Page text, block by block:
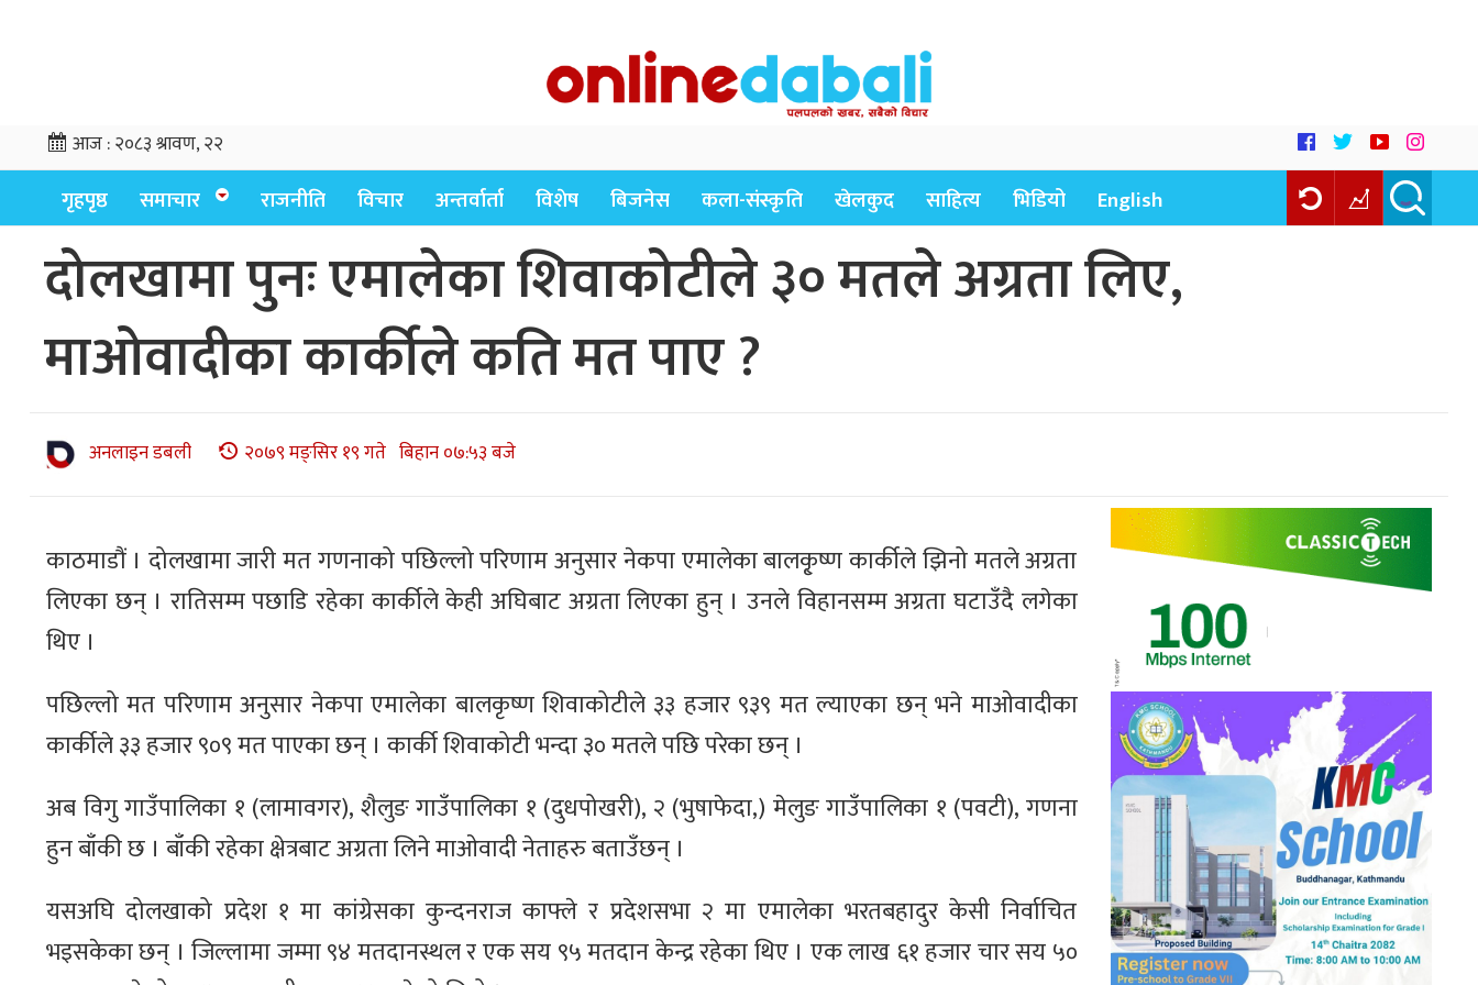
आज :२०८३ श्रावण, २२
गृहपृष्ठ समाचार राजनीति विचार अन्तर्वार्ता विशेष बिजनेस कला-संस्कृति खेलकुद साहित्य भिडियो English
दोलखामा पुनः एमालेका शिवाकोटीले ३० मतले अग्रता लिए,
माओवादीका कार्कीले कति मत पाए ?
अनलाइन डबली २०७९ मङ्सिर १९ गते बिहान ०७:५३ बजे
काठमाडौं । दोलखामा जारी मत गणनाको पछिल्लो परिणाम अनुसार नेकपा एमालेका बालकृ्ष्ण कार्कीले झिनो मतले अग्रता
लिएका छन् । रातिसम्म पछाडि रहेका कार्कीले केही अघिबाट अग्रता लिएका हुन् । उनले विहानसम्म अग्रता घटाउँदै लगेका
थिए ।
पछिल्लो मत परिणाम अनुसार नेकपा एमालेका बालकृष्ण शिवाकोटीले ३३ हजार ९३९ मत ल्याएका छन् भने माओवादीका
कार्कीले ३३ हजार ९०९ मत पाएका छन् । कार्की शिवाकोटी भन्दा ३० मतले पछि परेका छन् ।
अब विगु गाउँपालिका १ (लामावगर), शैलुङ गाउँपालिका १ (दुधपोखरी), २ (भुषाफेदा,) मेलुङ गाउँपालिका १ (पवटी), गणना
हुन बाँकी छ । बाँकी रहेका क्षेत्रबाट अग्रता लिने माओवाद‍ी नेताहरु बताउँछन् ।
यसअघि दोलखाको प्रदेश १ मा कांग्रेसका कुन्दनराज काफ्ले र प्रदेशसभा २ मा एमालेका भरतबहादुर केसी निर्वाचित
भइसकेका छन् । जिल्लामा जम्मा ९४ मतदानस्थल र एक सय ९५ मतदान केन्द्र रहेका थिए । एक लाख ६१ हजार चार सय ५०